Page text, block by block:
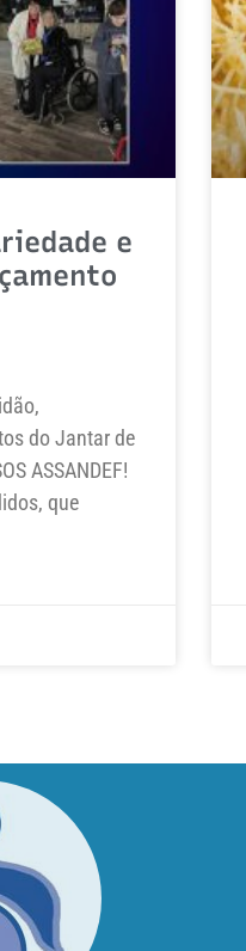
e
do Jantar de
ASSANDEF!
que